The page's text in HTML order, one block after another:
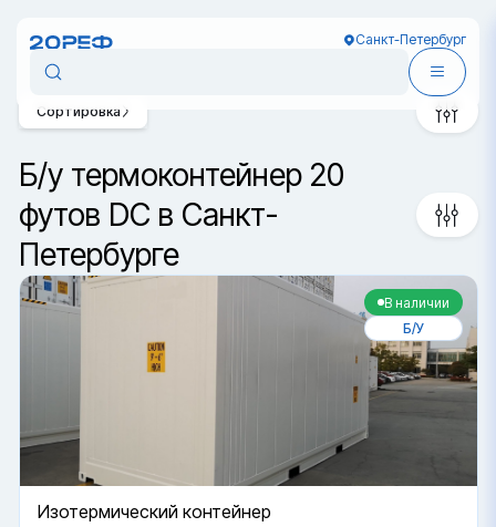
Санкт-Петербург
Б/у термоконтейнер 20
футов DC в Санкт-
Петербурге
Сортировка
В наличии
Б/У
Изотермический контейнер